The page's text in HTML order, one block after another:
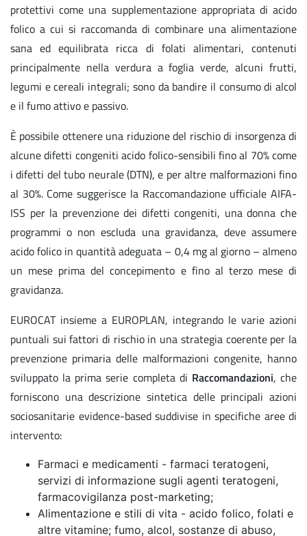
protettivi come una supplementazione appropriata di acido
folico a cui si raccomanda di combinare una alimentazione
sana ed equilibrata ricca di folati alimentari, contenuti
principalmente nella verdura a foglia verde, alcuni frutti,
legumi e cereali integrali; sono da bandire il consumo di alcol
e il fumo attivo e passivo.
È possibile ottenere una riduzione del rischio di insorgenza di
alcune difetti congeniti acido folico-sensibili fino al 70% come
i difetti del tubo neurale (DTN), e per altre malformazioni fino
al 30%. Come suggerisce la Raccomandazione ufficiale AIFA-
ISS per la prevenzione dei difetti congeniti, una donna che
programmi o non escluda una gravidanza, deve assumere
acido folico in quantità adeguata – 0,4 mg al giorno – almeno
un mese prima del concepimento e fino al terzo mese di
gravidanza.
EUROCAT insieme a EUROPLAN, integrando le varie azioni
puntuali sui fattori di rischio in una strategia coerente per la
prevenzione primaria delle malformazioni congenite, hanno
sviluppato la prima serie completa di Raccomandazioni, che
forniscono una descrizione sintetica delle principali azioni
sociosanitarie evidence-based suddivise in specifiche aree di
intervento:
Farmaci e medicamenti - farmaci teratogeni,
servizi di informazione sugli agenti teratogeni,
farmacovigilanza post-marketing;
Alimentazione e stili di vita - acido folico, folati e
altre vitamine; fumo, alcol, sostanze di abuso,